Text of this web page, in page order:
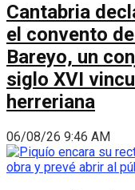
Cantabria
el convento
Bareyo, un
siglo XVI
herreriana
06/08/26 9:46 AM